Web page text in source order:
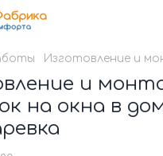
Изготовление и
и
на окна в